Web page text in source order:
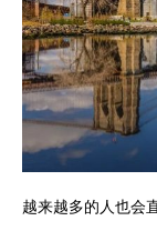
越来越多的人也会